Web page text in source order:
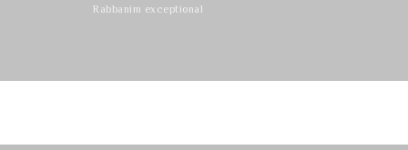
Rabbanim exceptional